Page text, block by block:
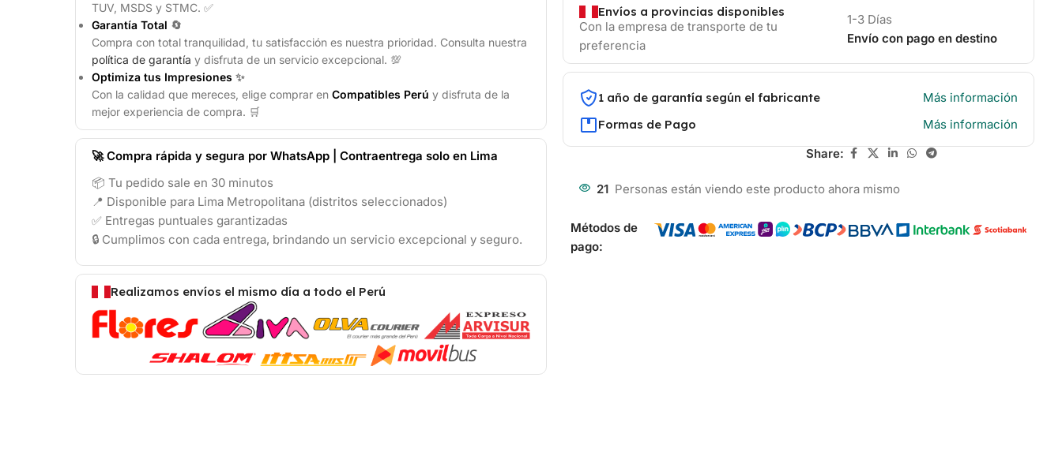
TUV, MSDS y STMC. ✅
Garantía Total 🔄
Compra con total tranquilidad, tu satisfacción es nuestra prioridad. Consulta nuestra
política de garantía y disfruta de un servicio excepcional. 💯
Optimiza tus Impresiones ✨
Con la calidad que mereces, elige comprar en Compatibles Perú y disfruta de la
mejor experiencia de compra. 🛒
🚀 Compra rápida y segura por WhatsApp | Contraentrega solo en Lima
📦 Tu pedido sale en 30 minutos
📍 Disponible para Lima Metropolitana (distritos seleccionados)
✅ Entregas puntuales garantizadas
🔒 Cumplimos con cada entrega, brindando un servicio excepcional y seguro.
Realizamos envíos el mismo día a todo el Perú
Envíos a provincias disponibles
Con la empresa de transporte de tu
preferencia
1-3 Días
Envío con pago en destino
1 año de garantía según el fabricante
Más información
Formas de Pago
Más información
Share:
21 Personas están viendo este producto ahora mismo
Métodos de
pago: